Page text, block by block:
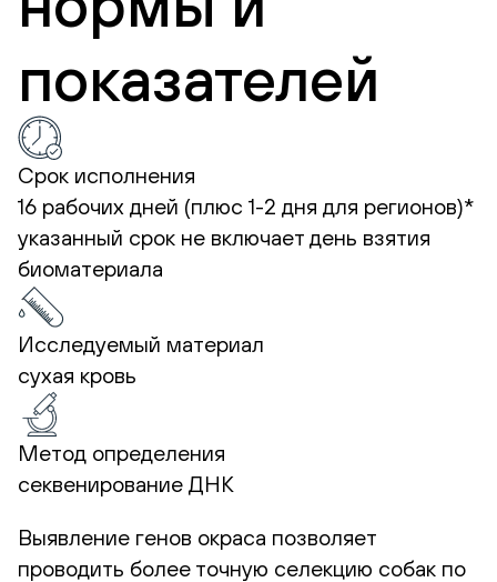
показателей
Срок исполнения
16 рабочих дней (плюс 1-2 дня для регионов)*
указанный срок не включает день взятия
биоматериала
Исследуемый материал
сухая кровь
Метод определения
секвенирование ДНК
Выявление генов окраса позволяет
проводить более точную селекцию собак по